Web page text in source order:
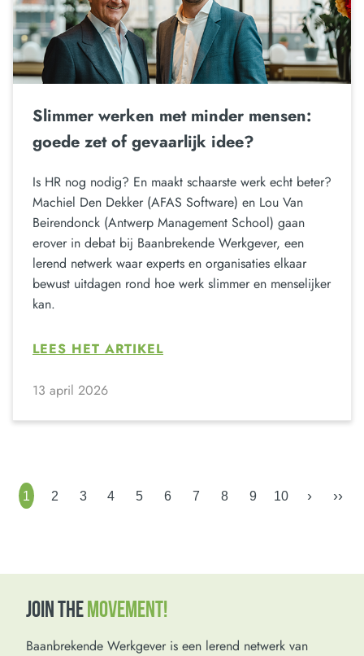
Slimmer werken met minder mensen:
goede zet of gevaarlijk idee?
Is HR nog nodig? En maakt schaarste werk echt beter?
Machiel Den Dekker (AFAS Software) en Lou Van
Beirendonck (Antwerp Management School) gaan
erover in debat bij Baanbrekende Werkgever, een
lerend netwerk waar experts en organisaties elkaar
bewust uitdagen rond hoe werk slimmer en menselijker
kan.
LEES HET ARTIKEL
13 april 2026
1 2 3 4 5 6 7 8 9 10 › ››
JOIN THEMOVEMENT!
Baanbrekende Werkgever is een lerend netwerk van